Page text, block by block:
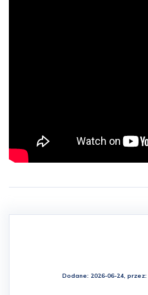
Dodane: 2026-06-24, przez: